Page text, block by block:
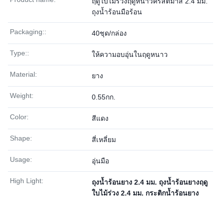
ถุงน้ำร้อนมือร้อน
Packaging:: 40ชุด/กล่อง
Type:: ให้ความอบอุ่นในฤดูหนาว
Material: ยาง
Weight: 0.55กก.
Color: สีแดง
Shape: สี่เหลี่ยม
Usage: อุ่นมือ
High Light:
ถุงน้ำร้อนยาง 2.4 มม. ถุงน้ำร้อนยางฤดู
ใบไม้ร่วง 2.4 มม. กระติกน้ำร้อนยาง